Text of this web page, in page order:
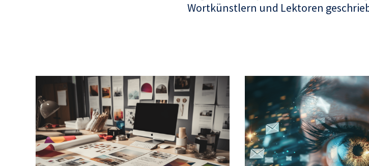
Wortkünstlern und Lektoren